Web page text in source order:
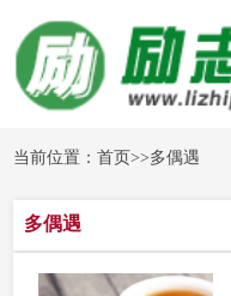
当前位置：首页>>多偶遇
多偶遇